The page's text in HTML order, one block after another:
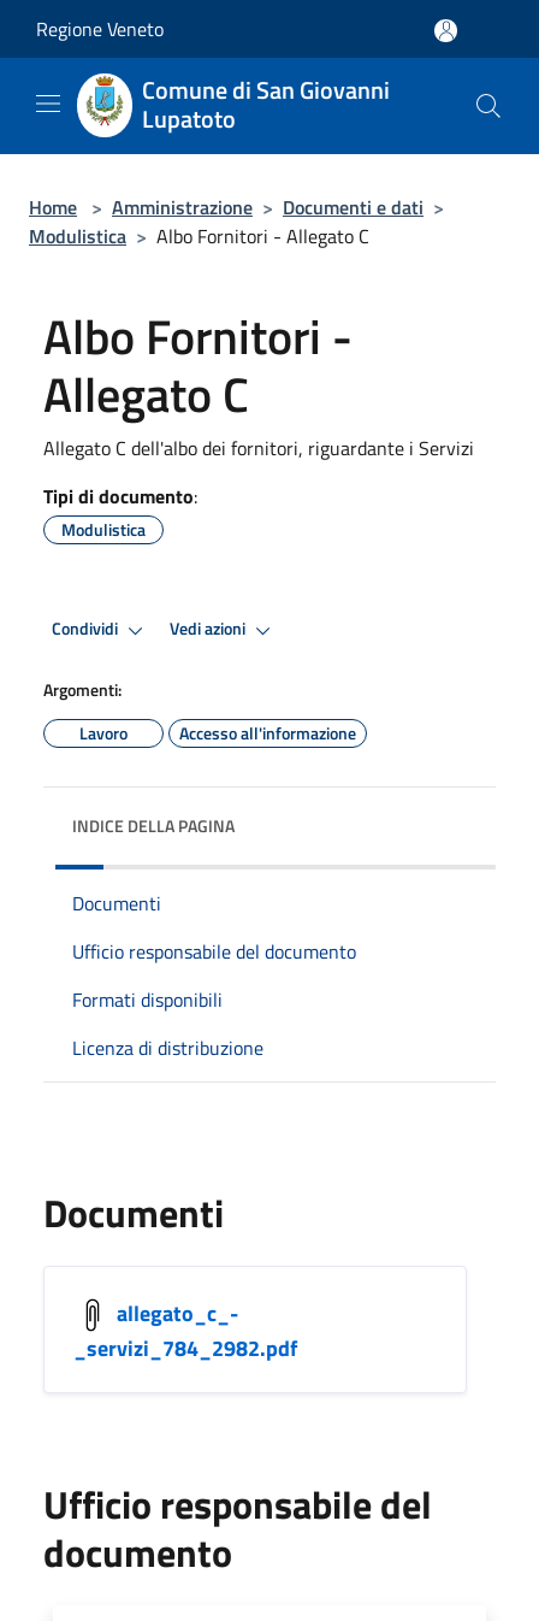
Regione Veneto
Comune di San Giovanni
Lupatoto
Home > Amministrazione > Documenti e dati >
Modulistica > Albo Fornitori - Allegato C
Albo Fornitori -
Allegato C
Allegato C dell'albo dei fornitori, riguardante i Servizi
Tipi di documento:
Modulistica
Condividi Vedi azioni
Argomenti:
Lavoro
Accesso all'informazione
INDICE DELLA PAGINA
Documenti
Ufficio responsabile del documento
Formati disponibili
Licenza di distribuzione
Documenti
allegato_c_-
_servizi_784_2982.pdf
Ufficio responsabile del
documento